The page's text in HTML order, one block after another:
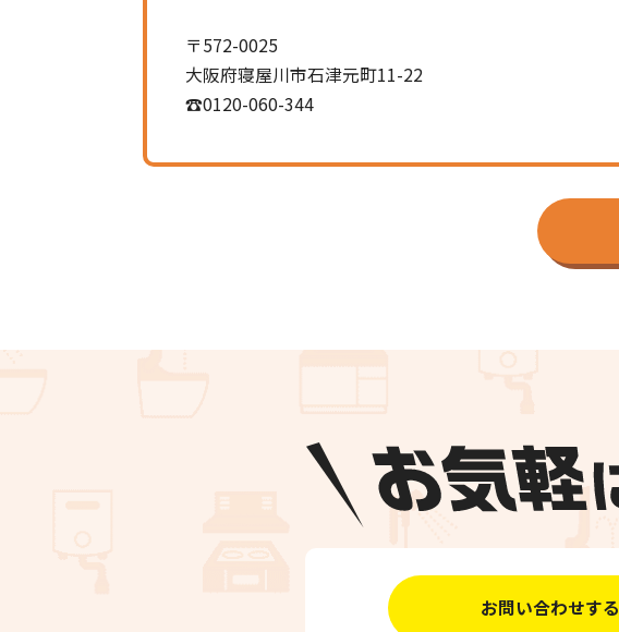
〒572-0025
大阪府寝屋川市石津元町11-22
☎0120-060-344
お問い合わせする